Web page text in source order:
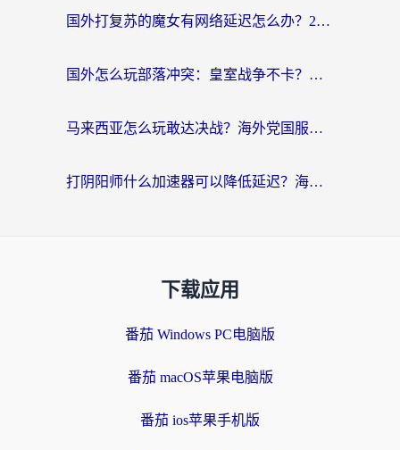
国外打复苏的魔女有网络延迟怎么办？2026海外玩家国服游戏加速全攻略
国外怎么玩部落冲突：皇室战争不卡？海外玩家畅玩国服游戏终极指南
马来西亚怎么玩敢达决战？海外党国服游戏加速避坑指南（附实测推荐）
打阴阳师什么加速器可以降低延迟？海外玩家的真实困境与破局
下载应用
番茄 Windows PC电脑版
番茄 macOS苹果电脑版
番茄 ios苹果手机版